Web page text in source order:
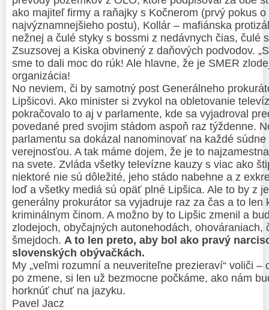
ako majiteľ firmy a raňajky s Kočnerom (prvý pokus
najvýznamnejšieho postu), Kollár – mafiánska
nežnej a čulé styky s bossmi z nedávnych čias, čulé
Zsuzsovej a Kiska obvinený z daňových podvodov.
sme to dali moc do rúk! Ale hlavne, že je SMER
organizácia!
No neviem, či by samotný post Generálneho
Lipšicovi. Ako minister si zvykol na obletovanie
pokračovalo to aj v parlamente, kde sa vyjadroval
povedané pred svojim stádom aspoň raz týždenne.
parlamentu sa dokázal nanominovať na každé
verejnosťou. A tak máme dojem, že je to
na svete. Zvláda všetky televízne kauzy s viac ako
niektoré nie sú dôležité, jeho stádo nabehne a z
loď a všetky mediá sú opäť plné Lipšica. Ale to by z
generálny prokurátor sa vyjadruje raz za čas a to len
kriminálnym činom. A možno by to Lipšic zmenil a
zlodejoch, obyčajných autonehodách, ohováraniach,
šmejdoch. A to len preto, aby bol ako pravý
slovenských obývačkách.
My „veľmi rozumní a neuveriteľne prezieraví“ voliči –
po zmene, si len už bezmocne počkáme, ako nám
horknúť chuť na jazyku.
Pavel Jacz